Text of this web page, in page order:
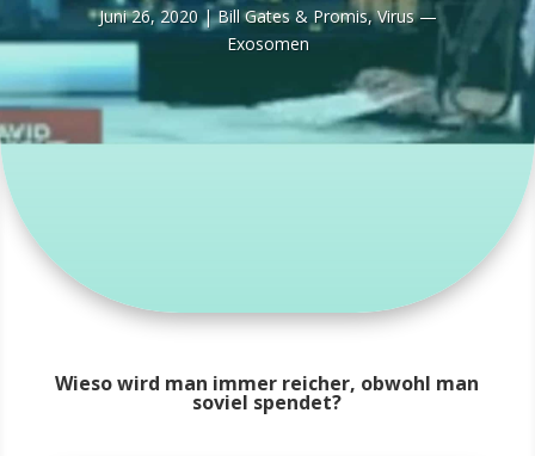
Juni 26, 2020|Bill Gates & Pro­mis,Virus —
Exosomen
Wieso wird man immer reicher, obwohl man
soviel spendet?